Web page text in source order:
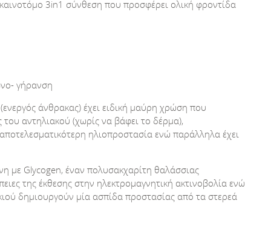
3in1 σύνθεση που προσφέρει ολική φροντίδα
γήρανση
άνθρακας) έχει ειδική μαύρη χρώση που
αντηλιακού (χωρίς να βάφει το δέρμα),
ηλιοπροστασία ενώ παράλληλα έχει
με Glycogen, έναν πολυσακχαρίτη θαλάσσιας
της έκθεσης στην ηλεκτρομαγνητική ακτινοβολία ενώ
δημιουργούν μία ασπίδα προστασίας από τα στερεά